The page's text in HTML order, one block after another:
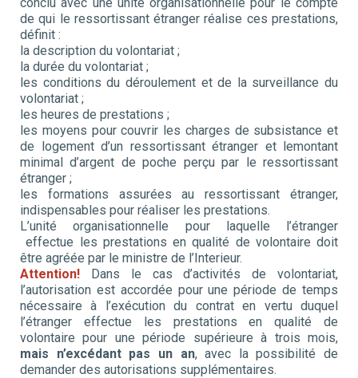
de qui le ressortissant étranger réalise ces prestations,
définit :
la description du volontariat ;
la durée du volontariat ;
les conditions du déroulement et de la surveillance du
volontariat ;
les heures de prestations ;
les moyens pour couvrir les charges de subsistance et
de logement d’un ressortissant étranger et lemontant
minimal d’argent de poche perçu par le ressortissant
étranger ;
les formations assurées au ressortissant étranger,
indispensables pour réaliser les prestations.
L’unité organisationnelle pour laquelle l’étranger
effectue les prestations en qualité de volontaire doit
être agréée par le ministre de l’Interieur.
Attention!
Dans le cas d’activités de volontariat,
l’autorisation est accordée pour une période de temps
nécessaire à l’exécution du contrat en vertu duquel
l’étranger effectue les prestations en qualité de
volontaire pour une période supérieure à trois mois,
mais n’excédant pas un an, avec la possibilité de
demander des autorisations supplémentaires.